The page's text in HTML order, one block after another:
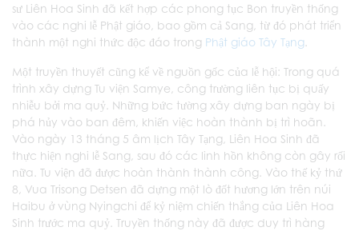
sư Liên Hoa Sinh đã kết hợp các phong tục Bon truyền thống
vào các nghi lễ Phật giáo, bao gồm cả Sang, từ đó phát triển
thành một nghi thức độc đáo trong Phật giáo Tây Tạng
Một truyền thuyết cũng kể về nguồn gốc của lễ hội: Trong quá
trình xây dựng Tu viện Samye, công trường liên tục bị quấy
nhiễu bởi ma quỷ. Những bức tường xây dựng ban ngày bị
phá hủy vào ban đêm, khiến việc hoàn thành bị trì hoãn.
Vào ngày 13 tháng 5 âm lịch Tây Tạng, Liên Hoa Sinh đã
thực hiện nghi lễ Sang, sau đó các linh hồn không còn gây rối
nữa. Tu viện đã được hoàn thành thành công. Vào thế kỷ thứ
8, Vua Trisong Detsen đã dựng một lò đốt hương lớn trên núi
Haibu ở vùng Nyingchi để kỷ niệm chiến thắng của Liên Hoa
Sinh trước ma quỷ. Truyền thống này đã được duy trì hàng